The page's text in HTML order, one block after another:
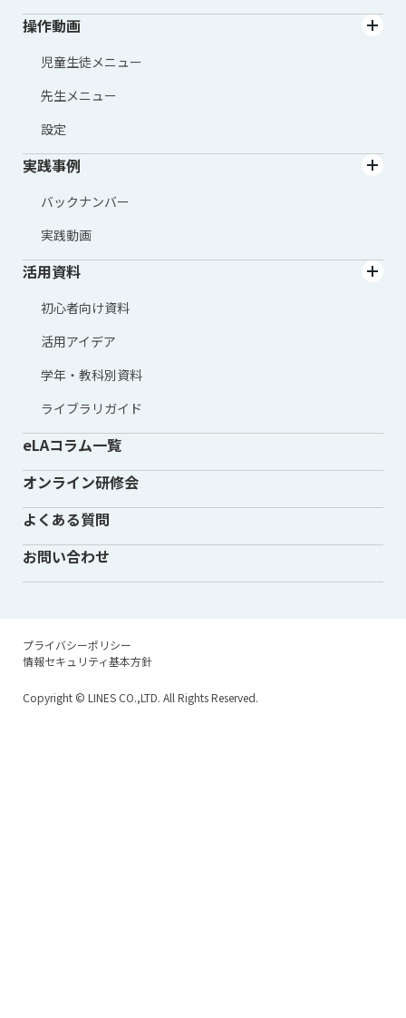
操作動画
児童生徒メニュー
先生メニュー
設定
実践事例
バックナンバー
実践動画
活用資料
初心者向け資料
活用アイデア
学年・教科別資料
ライブラリガイド
eLAコラム一覧
オンライン研修会
よくある質問
お問い合わせ
プライバシーポリシー
情報セキュリティ基本方針
Copyright © LINES CO.,LTD. All Rights Reserved.